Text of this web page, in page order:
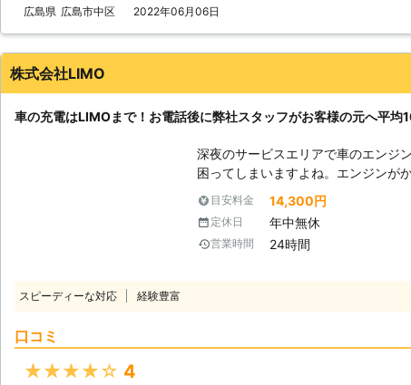
余裕がないことも多いでしょう。 そんなときこそ、弊社「株式会社クイッ
ただきますので、車のバッテリーが
広島県 広島市中区 2022年06月06日
株式会社LIMO
車の充電はLIMOまで！お電話後に弊社スタッフがお客様の元へ平均
深夜のサービスエリアで車のエンジ
困ってしまいますよね。エンジンが
もできないので八方塞がりです。 そんなときこそ、弊社「LＩMO」がお客
様の元へすぐに駆けつけてお助けします！ 弊社の強みは、お客様
話をいただいたてから平均16分27秒
す。弊社は10万件以上の実績を積ん
けられるようになったのです。 この時間で駆け付けることによって、お客
目安料金 14,300円
定休日 年中無休
営業時間 24時間
スピーディーな対応 経験豊富
口コミ
★★★★★ 4